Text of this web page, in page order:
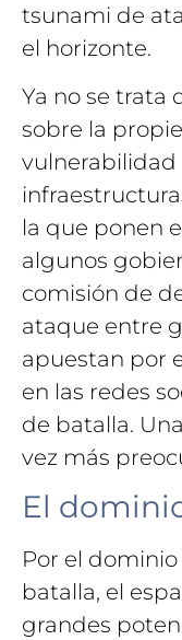
tsunami de
el horizonte.
Ya no se trata
sobre la
vulnerabilidad
la que ponen
algunos
comisión de
ataque entre
apuestan por
en las redes
de batalla.
vez más
El
Por el
batalla, el
grandes